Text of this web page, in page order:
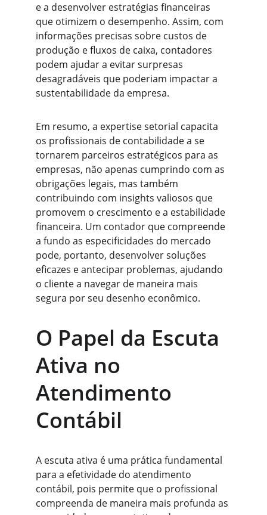
e a desenvolver estratégias financeiras
que otimizem o desempenho. Assim, com
informações precisas sobre custos de
produção e fluxos de caixa, contadores
podem ajudar a evitar surpresas
desagradáveis que poderiam impactar a
sustentabilidade da empresa.
Em resumo, a expertise setorial capacita
os profissionais de contabilidade a se
tornarem parceiros estratégicos para as
empresas, não apenas cumprindo com as
obrigações legais, mas também
contribuindo com insights valiosos que
promovem o crescimento e a estabilidade
financeira. Um contador que compreende
a fundo as especificidades do mercado
pode, portanto, desenvolver soluções
eficazes e antecipar problemas, ajudando
o cliente a navegar de maneira mais
segura por seu desenho econômico.
O Papel da Escuta
Ativa no
Atendimento
Contábil
A escuta ativa é uma prática fundamental
para a efetividade do atendimento
contábil, pois permite que o profissional
compreenda de maneira mais profunda as